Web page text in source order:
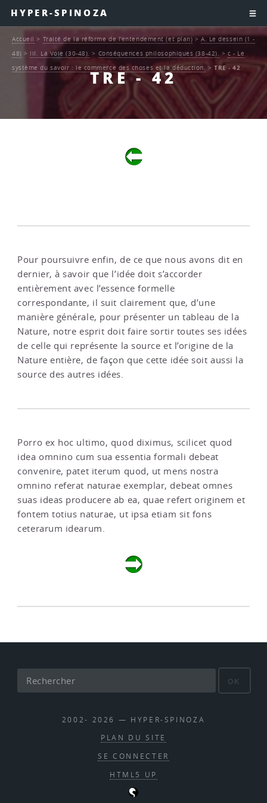
HYPER-SPINOZA
TRE - 42
Accueil > Traité de la réforme de l’entendement (et plan)>A. Le dessein (1 -
48) > III. La Voie (30-48). > Conséquences philosophiques (38-42). > c - Le
système du savoir : le commerce des choses et la déduction. >TRE - 42
Pour poursuivre enfin, de ce que nous avons dit en
dernier, à savoir que l’idée doit s’accorder
entièrement avec l’essence formelle
correspondante, il suit clairement que, d’une
manière générale, pour présenter un tableau de la
Nature, notre esprit doit faire sortir toutes ses idées
de celle qui représente la source et l’origine de la
Nature entière, de façon que cette idée soit aussi la
source des autres idées.
Porro ex hoc ultimo, quod diximus, scilicet quod
idea omnino cum sua essentia formali debeat
convenire, patet iterum quod, ut mens nostra
omnino referat naturae exemplar, debeat omnes
suas ideas producere ab ea, quae refert originem et
fontem totius naturae, ut ipsa etiam sit fons
ceterarum idearum.
OK
2002- 2026 — HYPER-SPINOZA
PLAN DU SITE
SE CONNECTER
HTML5 UP